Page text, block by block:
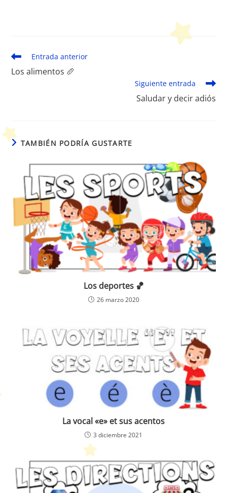
Leer
artículos
Entrada anterior
Los alimentos 🥖
Siguiente entrada
Saludar y decir adiós
TAMBIÉN PODRÍA GUSTARTE
Los deportes 🏀
26 marzo 2020
La vocal «e» et sus acentos
3 diciembre 2021